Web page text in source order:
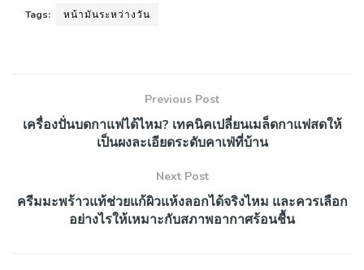
Tags: หน้ามันระหว่างวัน
Previous Post
เครื่องปั่นบดกาแฟได้ไหม? เทคนิคเปลี่ยนเมล็ดกาแฟสดให้
เป็นผงละเอียดระดับคาเฟ่ที่บ้าน
Next Post
ครีมมะพร้าวแท้ช่วยแก้ผิวแห้งลอกได้จริงไหม และควรเลือก
อย่างไรให้เหมาะกับสภาพอากาศร้อนชื้น